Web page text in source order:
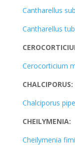
Cantharellus
Cantharellus
Cerocorticium
CHALCIPORUS:
Chalciporus
CHEILYMENIA:
Cheilymenia